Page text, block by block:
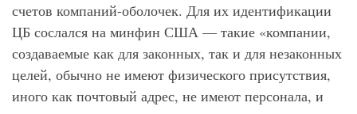
счетов компаний-оболочек. Для их идентификации
ЦБ сослался на минфин США — такие «компании,
создаваемые как для законных, так и для незаконных
целей, обычно не имеют физического присутствия,
иного как почтовый адрес, не имеют персонала, и